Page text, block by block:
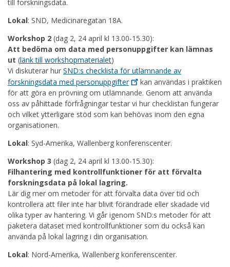
till forskningsdata.
Lokal: SND, Medicinaregatan 18A.
Workshop 2 (dag 2, 24 april kl 13.00-15.30):
Att bedöma om data med personuppgifter kan lämnas
ut (länk till workshopmaterialet)
Vi diskuterar hur SND:s checklista för utlämnande av
forskningsdata med personuppgifter
kan användas i praktiken
för att göra en prövning om utlämnande. Genom att använda
oss av påhittade förfrågningar testar vi hur checklistan fungerar
och vilket ytterligare stöd som kan behövas inom den egna
organisationen.
Lokal: Syd-Amerika, Wallenberg konferenscenter.
Workshop 3 (dag 2, 24 april kl 13.00-15.30):
Filhantering med kontrollfunktioner för att förvalta
forskningsdata på lokal lagring.
Lär dig mer om metoder för att förvalta data över tid och
kontrollera att filer inte har blivit förändrade eller skadade vid
olika typer av hantering. Vi går igenom SND:s metoder för att
paketera dataset med kontrollfunktioner som du också kan
använda på lokal lagring i din organisation.
Lokal: Nord-Amerika, Wallenberg konferenscenter.